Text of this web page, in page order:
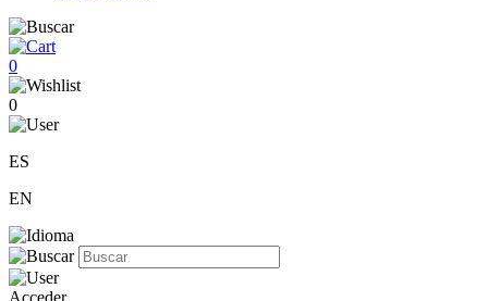
0
0
ES
EN
Acceder